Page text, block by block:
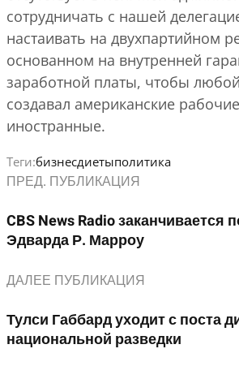
сотрудничать с нашей
настаивать на двухпартийном
основанном на внутренней
заработной платы, чтобы
создавал американские
иностранные.
Теги:бизнесдиетыполитика
ПРЕД. ПУБЛИКАЦИЯ
CBS News Radio заканчивается
Эдварда Р. Марроу
ДАЛЕЕ ПУБЛИКАЦИЯ
Тулси Габбард уходит с поста
национальной разведки